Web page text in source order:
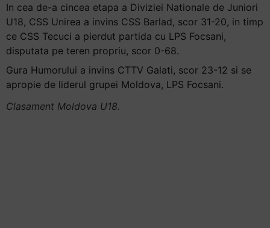
In cea de-a cincea etapa a Diviziei Nationale de Juniori
U18, CSS Unirea a invins CSS Barlad, scor 31-20, in timp
ce CSS Tecuci a pierdut partida cu LPS Focsani,
disputata pe teren propriu, scor 0-68.
Gura Humorului a invins CTTV Galati, scor 23-12 si se
apropie de liderul grupei Moldova, LPS Focsani.
Clasament Moldova U18.